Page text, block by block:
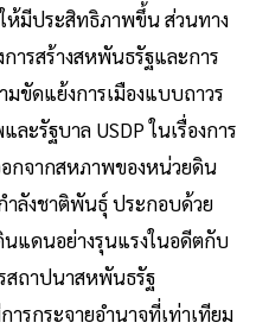
ห้มีประสิทธิภาพขึ้น ส่วนทาง
ารสร้างสหพันธรัฐและการ
ขัดแย้งการเมืองแบบถาวร
รัฐบาล USDP ในเรื่องการ
กจากสหภาพของหน่วยดิน
ลังชาติพันธุ์ ประกอบด้วย
แดนอย่างรุนแรงในอดีตกับ
สถาปนาสหพันธรัฐ
รกระจายอำนาจที่เท่าเทียม